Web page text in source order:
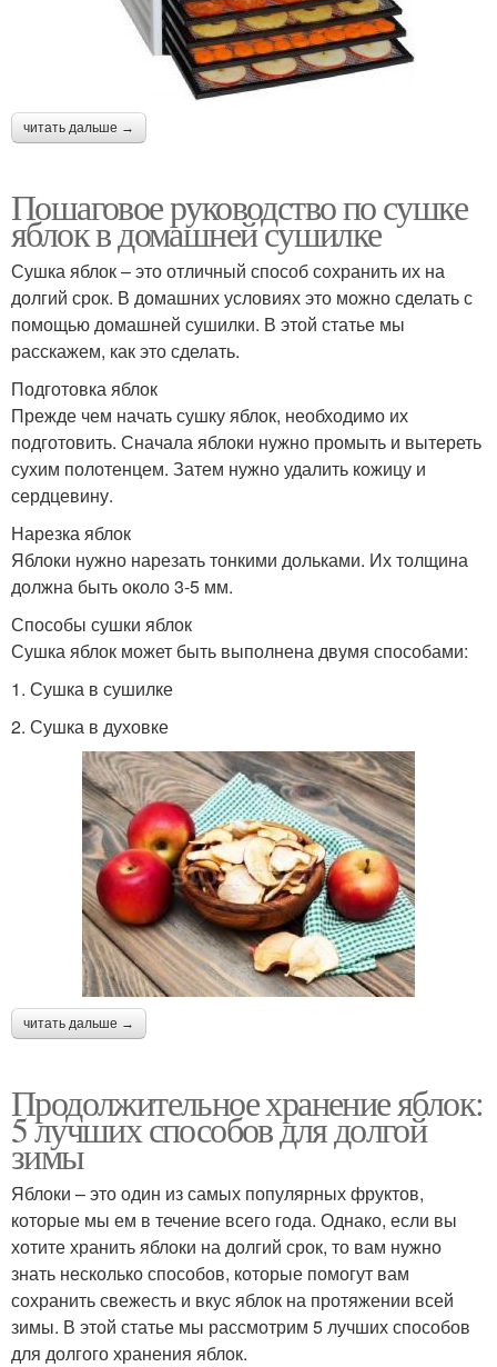
читать дальше →
Пошаговое руководство по сушке
яблок в домашней сушилке
Сушка яблок – это отличный способ сохранить их на
долгий срок. В домашних условиях это можно сделать с
помощью домашней сушилки. В этой статье мы
расскажем, как это сделать.
Подготовка яблок
Прежде чем начать сушку яблок, необходимо их
подготовить. Сначала яблоки нужно промыть и вытереть
сухим полотенцем. Затем нужно удалить кожицу и
сердцевину.
Нарезка яблок
Яблоки нужно нарезать тонкими дольками. Их толщина
должна быть около 3-5 мм.
Способы сушки яблок
Сушка яблок может быть выполнена двумя способами:
1. Сушка в сушилке
2. Сушка в духовке
читать дальше →
Продолжительное хранение яблок:
5 лучших способов для долгой
зимы
Яблоки – это один из самых популярных фруктов,
которые мы ем в течение всего года. Однако, если вы
хотите хранить яблоки на долгий срок, то вам нужно
знать несколько способов, которые помогут вам
сохранить свежесть и вкус яблок на протяжении всей
зимы. В этой статье мы рассмотрим 5 лучших способов
для долгого хранения яблок.